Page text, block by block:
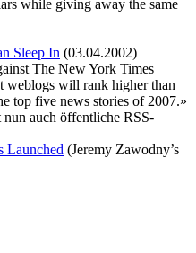
while giving away the same
Sleep In (03.04.2002)
The New York Times
will rank higher than
top five news stories of 2007.»
auch öffentliche RSS-
Launched (Jeremy Zawodny’s